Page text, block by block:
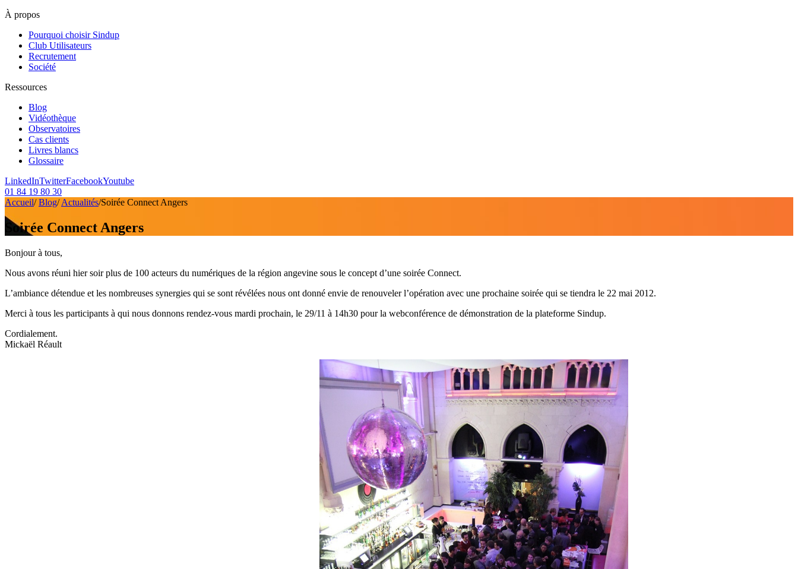
À propos
Pourquoi choisir Sindup
Club Utilisateurs
Recrutement
Société
Ressources
Blog
Vidéothèque
Observatoires
Cas clients
Livres blancs
Glossaire
LinkedInTwitterFacebookYoutube
01 84 19 80 30
Accueil/ Blog/ Actualités/Soirée Connect Angers
Soirée Connect Angers
Bonjour à tous,
Nous avons réuni hier soir plus de 100 acteurs du numériques de la région angevine sous le concept d’une soirée Connect.
L’ambiance détendue et les nombreuses synergies qui se sont révélées nous ont donné envie de renouveler l’opération avec une prochaine soirée qui se tiendra le 22 mai 2012.
Merci à tous les participants à qui nous donnons rendez-vous mardi prochain, le 29/11 à 14h30 pour la webconférence de démonstration de la plateforme Sindup.
Cordialement.
Mickaël Réault